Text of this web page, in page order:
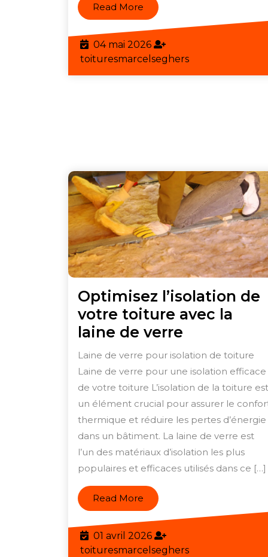
Read More Read
More
04 mai 202604
mai
2026
toituresmarcelseghers
Optimisez l’isolation de
votre toiture avec la
laine de verre
l’isolation
de
votre
toiture
avec
la
laine
de
Laine de verre pour isolation de toiture
Laine de verre pour une isolation efficace
de votre toiture L’isolation de la toiture est
un élément crucial pour assurer le
thermique et réduire les pertes d’énergie
dans un bâtiment. La laine de verre est
l’un des matériaux d’isolation les plus
populaires et efficaces utilisés dans ce […]
Read More Read
More
01 avril 202601
avril
toituresmarcelseghers